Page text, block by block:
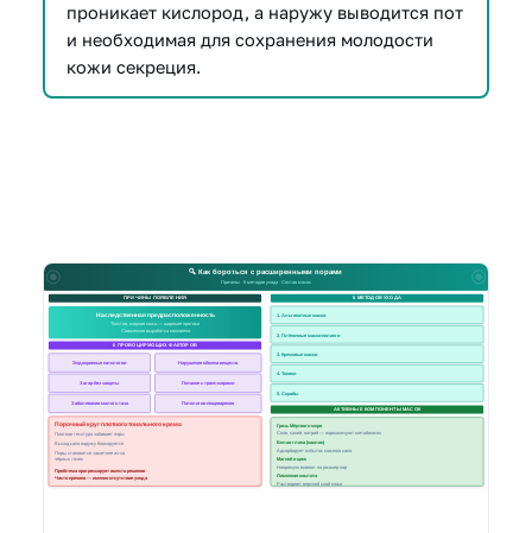
проникает кислород, а наружу выводится пот
и необходимая для сохранения молодости
кожи секреция.